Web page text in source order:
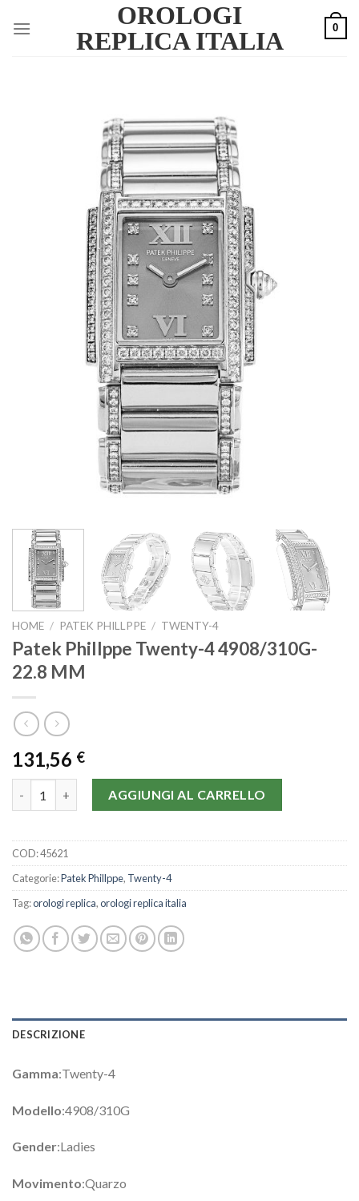
OROLOGI
REPLICA ITALIA
0
HOME / PATEK PHILLPPE / TWENTY-4
Patek Phillppe Twenty-4 4908/310G-
22.8 MM
131,56 €
AGGIUNGI AL CARRELLO
COD:45621
Categorie:Patek Phillppe, Twenty-4
Tag:orologi replica,orologi replica italia
DESCRIZIONE
Gamma:Twenty-4
Modello:4908/310G
Gender:Ladies
Movimento:Quarzo